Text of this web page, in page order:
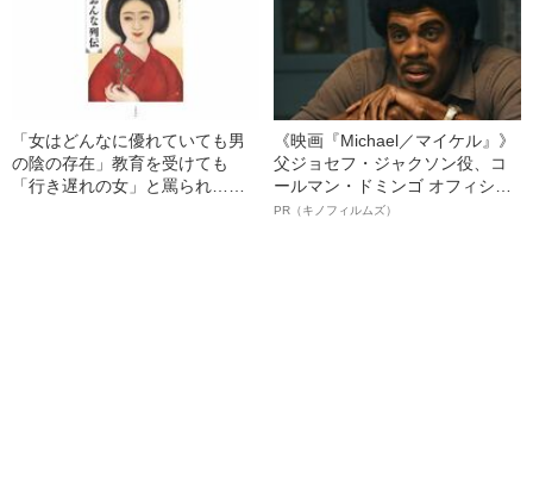
「女はどんなに優れていても男
の陰の存在」教育を受けても
「行き遅れの女」と罵られ…近
《映画『Michael／マイケル』》
父ジョセフ・ジャクソン役、コ
ールマン・ドミンゴ オフィシャ
ルインタビュー“観客を魅了した
PR（キノフィルムズ）